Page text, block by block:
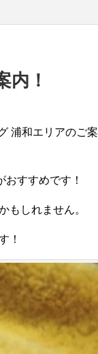
内！
浦和エリアのご案
すすめです！
もしれません。
！